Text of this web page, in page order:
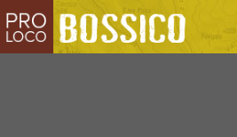
HOME
PRO LOCO